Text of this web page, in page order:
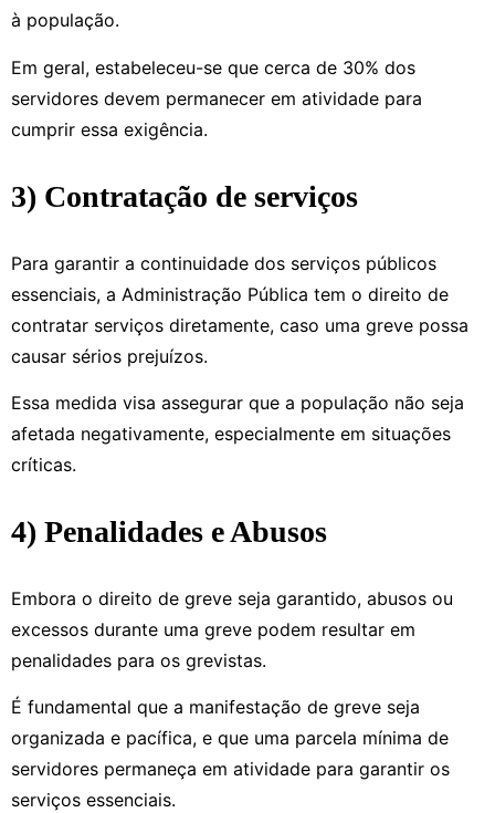
à população.
Em geral, estabeleceu-se que cerca de 30% dos
servidores devem permanecer em atividade para
cumprir essa exigência.
3) Contratação de serviços
Para garantir a continuidade dos serviços públicos
essenciais, a Administração Pública tem o direito de
contratar serviços diretamente, caso uma greve possa
causar sérios prejuízos.
Essa medida visa assegurar que a população não seja
afetada negativamente, especialmente em situações
críticas.
4) Penalidades e Abusos
Embora o direito de greve seja garantido, abusos ou
excessos durante uma greve podem resultar em
penalidades para os grevistas.
É fundamental que a manifestação de greve seja
organizada e pacífica, e que uma parcela mínima de
servidores permaneça em atividade para garantir os
serviços essenciais.